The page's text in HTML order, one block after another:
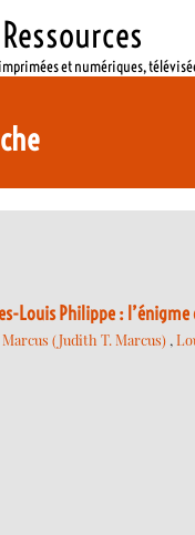
imprimées et numériques,
Louis Philippe : l’énigme
(Judith T. Marcus) ,